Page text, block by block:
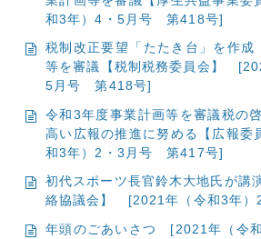
和3年）4・5月号 第418号]
税制改正要望「たたき台」を作
等を審議【税制税務委員会】
5月号 第418号]
令和3年度事業計画等を審議税の
高い広報の推進に努める【広報委
和3年）2・3月号 第417号]
初代スポーツ長官鈴木大地氏が講
絡協議会】
[2021年（令和3年
年頭のごあいさつ
[2021年（令